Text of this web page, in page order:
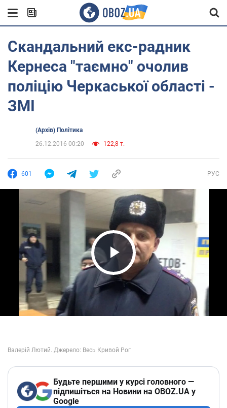
Скандальний екс-радник
Кернеса "таємно" очолив
поліцію Черкаської області -
ЗМІ
(Архів) Політика
26.12.2016 00:20
122,8 т.
601 РУС
Play Video
Будьте першими у курсі головного —
підпишіться на Новини на OBOZ.UA у
Google